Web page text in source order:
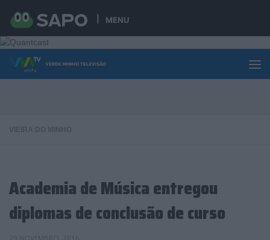
MENU
Skip to content
Academia de Música entregou
diplomas de conclusão de curso